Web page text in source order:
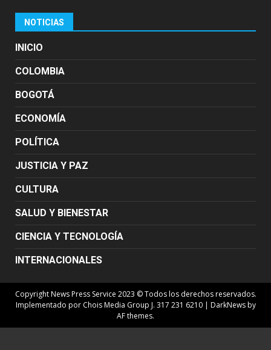
NOTICIAS
INICIO
COLOMBIA
BOGOTÁ
ECONOMÍA
POLÍTICA
JUSTICIA Y PAZ
CULTURA
SALUD Y BIENESTAR
CIENCIA Y TECNOLOGÍA
INTERNACIONALES
Copyright News Press Service 2023 © Todos los derechos reservados.
Implementado por Chois Media Group J. 317 231 6210 | DarkNewsby
AF themes.